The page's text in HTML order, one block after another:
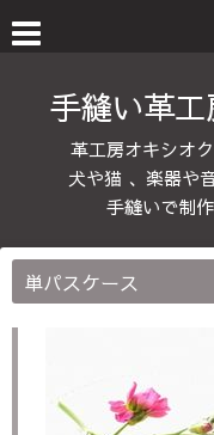
手縫い革
革工房オキシオ
犬や猫 、楽器や
手縫いで制
単パスケース